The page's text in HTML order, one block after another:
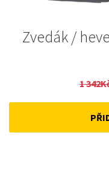
Zvedák /
1 342